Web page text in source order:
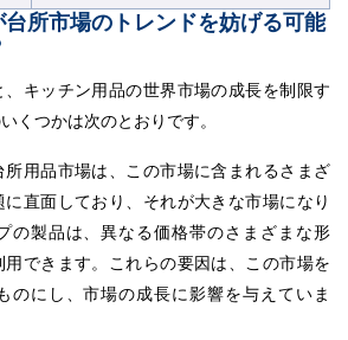
所市場のトレンドを妨げる可能
キッチン用品の世界市場の成長を制限す
くつかは次のとおりです。
用品市場は、この市場に含まれるさまざ
直面しており、それが大きな市場になり
の製品は、異なる価格帯のさまざまな形
できます。これらの要因は、この市場を
のにし、市場の成長に影響を与えていま